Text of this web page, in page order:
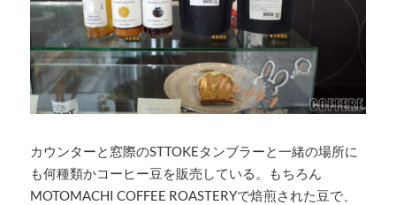
カウンターと窓際のSTTOKEタンブラーと一緒の場所に
も何種類かコーヒー豆を販売している。もちろん
MOTOMACHI COFFEE ROASTERYで焙煎された豆で、